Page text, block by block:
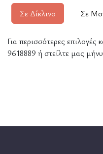
Σε Δίκλινο Σε
Για περισσότερες επιλογές
9618889 ή στείλτε μας